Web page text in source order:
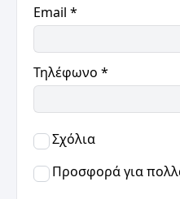
Email *
Τηλέφωνο *
Σχόλια
Προσφορά για